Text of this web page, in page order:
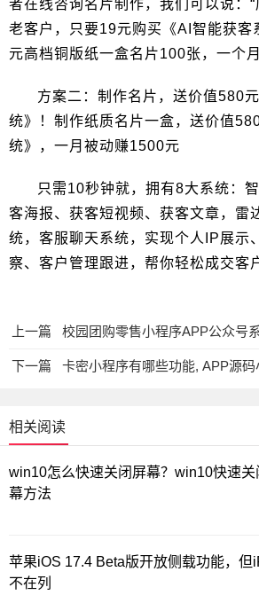
者在线咨询名片制作，我们可以说：
老客户，只要19元购买《AI智能获客
元高档铜版纸一盒名片100张，一个
方案二：制作名片，送价值580
统》！制作纸质名片一盒，送价值
统》，一月被动赚1500元
只需10秒钟就，拥有8大系统：
客海报、获客短视频、获客文章，雷
统，客服聊天系统，实现个人IP展示
察、客户管理跟进，帮你轻松成交客
上一篇 校园团购零售小程序APP公众号
下一篇
相关阅读
win10怎么快速关闭屏幕？win10快速关
幕方法
苹果iOS 17.4 Beta版开放侧载功能，但
不在列